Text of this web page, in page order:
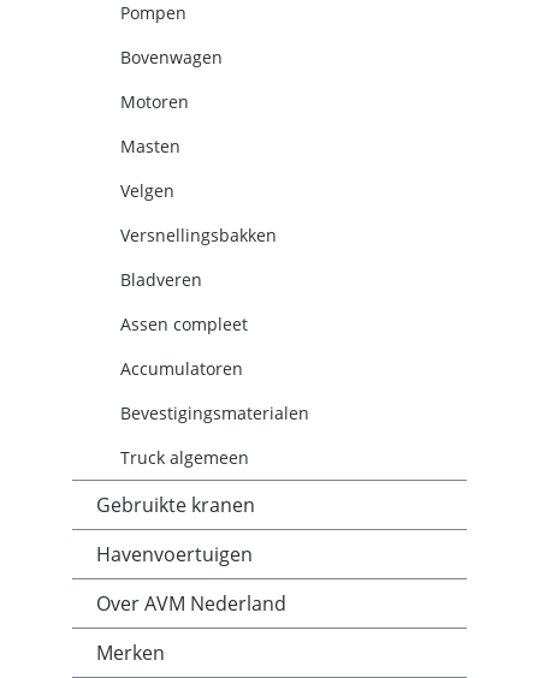
Pompen
Bovenwagen
Motoren
Masten
Velgen
Versnellingsbakken
Bladveren
Assen compleet
Accumulatoren
Bevestigingsmaterialen
Truck algemeen
Gebruikte kranen
Havenvoertuigen
Over AVM Nederland
Merken